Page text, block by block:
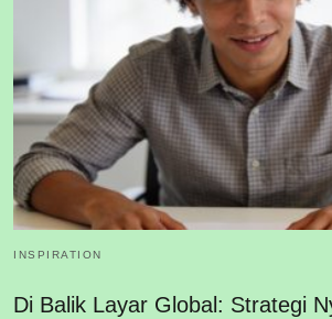
INSPIRATION
Di Balik Layar Global: Strategi